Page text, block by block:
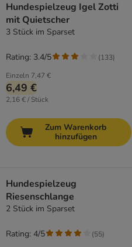
Hundespielzeug Igel Zotti
mit Quietscher
3 Stück im Sparset
Einzeln 7,47 €
6,49 €
2,16 € / Stück
Rating: 3.4/5 (133)
Zum Warenkorb
hinzufügen
Hundespielzeug
Riesenschlange
2 Stück im Sparset
Rating: 4/5 (55)